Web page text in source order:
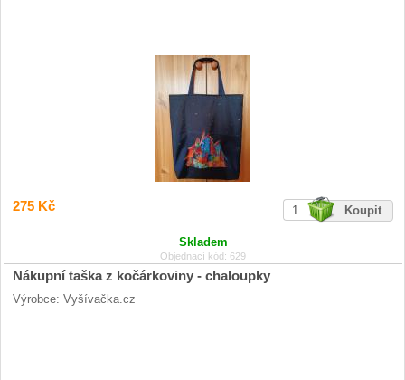
275 Kč
Skladem
Objednací kód: 629
Nákupní taška z kočárkoviny - chaloupky
Výrobce: Vyšívačka.cz